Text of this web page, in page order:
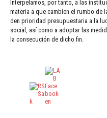
Interpelamos, por tanto, a las
materia a que cambien el rumbo de
den prioridad presupuestaria a la
social, así como a adoptar las
la consecución de dicho fin.